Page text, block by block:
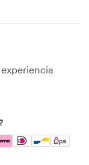
Pay, Google